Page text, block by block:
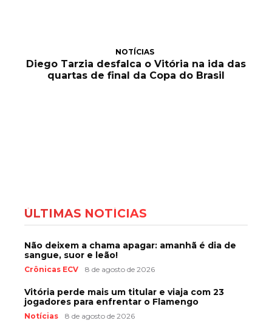
NOTÍCIAS
Diego Tarzia desfalca o Vitória na ida das
quartas de final da Copa do Brasil
ÚLTIMAS NOTÍCIAS
Não deixem a chama apagar: amanhã é dia de
sangue, suor e leão!
Crônicas ECV 8 de agosto de 2026
Vitória perde mais um titular e viaja com 23
jogadores para enfrentar o Flamengo
Notícias 8 de agosto de 2026